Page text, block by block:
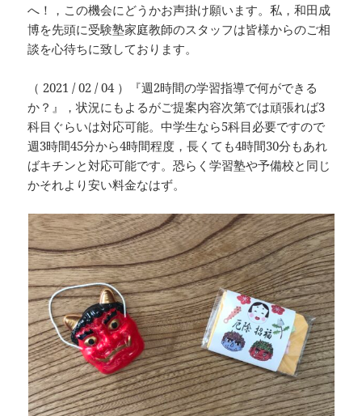
へ！，この機会にどうかお声掛け願います。私，和田成
博を先頭に受験塾家庭教師のスタッフは皆様からのご相
談を心待ちに致しております。
（ 2021 / 02 / 04 ）『週2時間の学習指導で何ができる
か？』，状況にもよるがご提案内容次第では頑張れば3
科目ぐらいは対応可能。中学生なら5科目必要ですので
週3時間45分から4時間程度，長くても4時間30分もあれ
ばキチンと対応可能です。恐らく学習塾や予備校と同じ
かそれより安い料金なはず。